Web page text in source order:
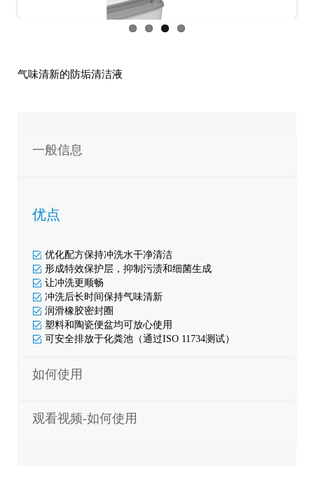
气味清新的防垢清洁液
一般信息
优点
优化配方保持冲洗水干净清洁
形成特效保护层，抑制污渍和细菌生成
让冲洗更顺畅
冲洗后长时间保持气味清新
润滑橡胶密封圈
塑料和陶瓷便盆均可放心使用
可安全排放于化粪池（通过ISO 11734测试）
如何使用
观看视频-如何使用